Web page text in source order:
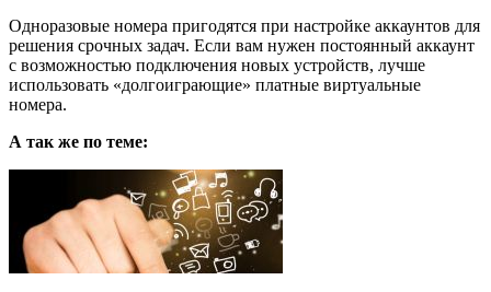
Одноразовые номера пригодятся при настройке аккаунтов для
решения срочных задач. Если вам нужен постоянный аккаунт
с возможностью подключения новых устройств, лучше
использовать «долгоиграющие» платные виртуальные
номера.
А так же по теме: